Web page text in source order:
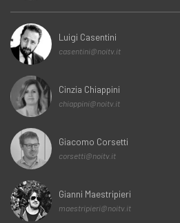
Luigi Casentini
casentini@noitv.it
Cinzia Chiappini
chiappini@noitv.it
Giacomo Corsetti
corsetti@noitv.it
Gianni Maestripieri
maestripieri@noitv.it